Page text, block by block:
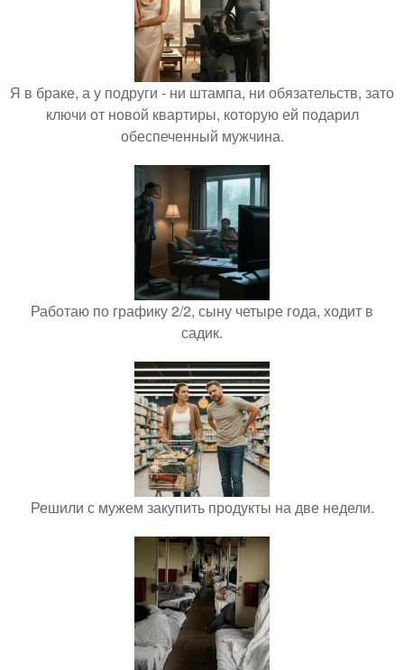
Я в браке, а у подруги - ни штампа, ни обязательств, зато
ключи от новой квартиры, которую ей подарил
обеспеченный мужчина.
Работаю по графику 2/2, сыну четыре года, ходит в
садик.
Решили с мужем закупить продукты на две недели.